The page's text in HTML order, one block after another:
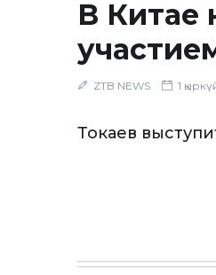
В Китае
ZTB NEWS 1
Токаев